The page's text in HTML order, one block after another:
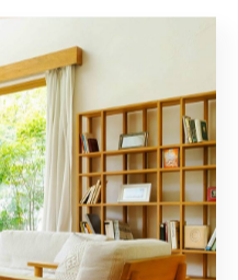
になる部分の近接）
、必要なら開口寸法）
名・型番
ーム 費用
ば／今回は見送り）
もリフォームの見積精度
進みます。小さなお困り